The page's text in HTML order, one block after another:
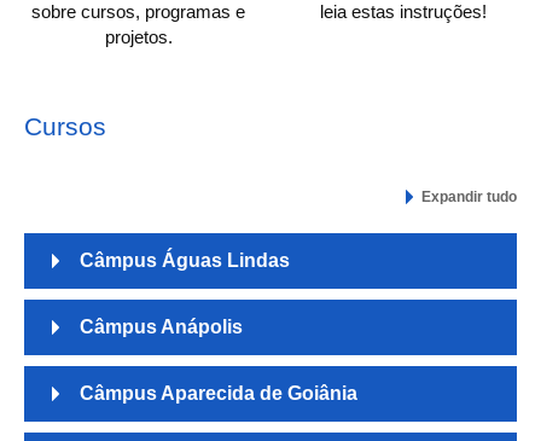
sobre cursos, programas e
projetos.
leia estas instruções!
Cursos
Expandir tudo
Câmpus Águas Lindas
Câmpus Anápolis
Câmpus Aparecida de Goiânia